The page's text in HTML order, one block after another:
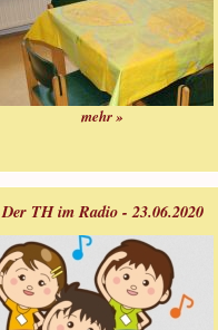
mehr »
Der TH im Radio - 23.06.2020